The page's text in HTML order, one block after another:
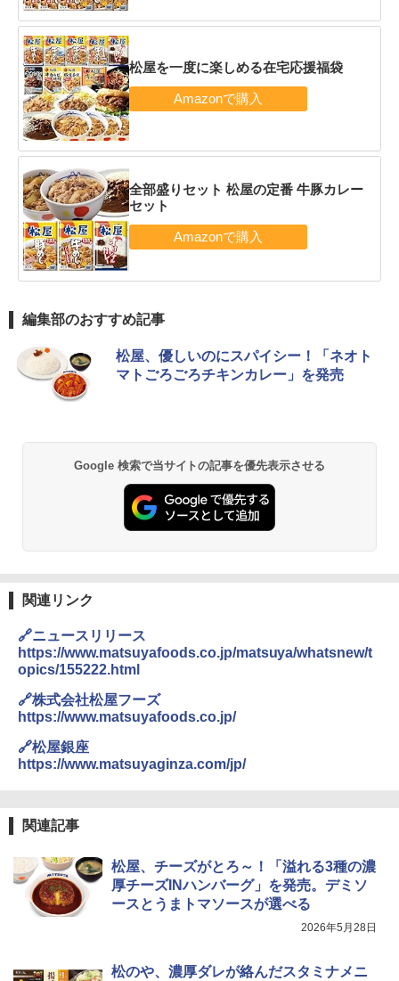
松屋を一度に楽しめる在宅応援福袋
全部盛りセット 松屋の定番 牛豚カレー
セット
編集部のおすすめ記事
松屋、優しいのにスパイシー！「ネオト
マトごろごろチキンカレー」を発売
Google 検索で当サイトの記事を優先表示させる
関連リンク
🔗ニュースリリース
https://www.matsuyafoods.co.jp/matsuya/whatsnew/t
opics/155222.html
🔗株式会社松屋フーズ
https://www.matsuyafoods.co.jp/
🔗松屋銀座
https://www.matsuyaginza.com/jp/
関連記事
松屋、チーズがとろ～！「溢れる3種の濃
厚チーズINハンバーグ」を発売。デミソ
ースとうまトマソースが選べる
2026年5月28日
松のや、濃厚ダレが絡んだスタミナメニ